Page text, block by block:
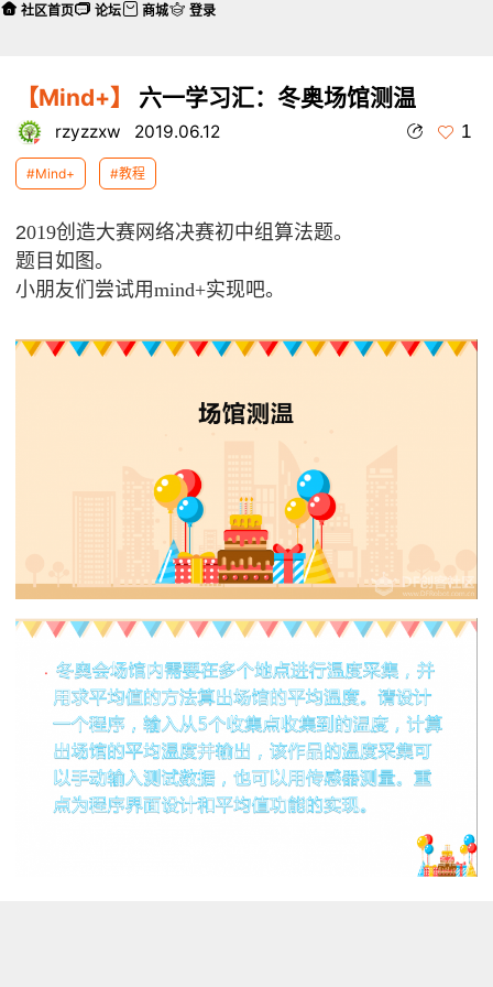
【Mind+】 六一学习汇：冬奥场馆测温
rzyzzxw 2019.06.12 1
#Mind+ #教程
2019创造大赛网络决赛初中组算法题。
题目如图。
小朋友们尝试用mind+实现吧。
社区首页 论坛 商城 登录